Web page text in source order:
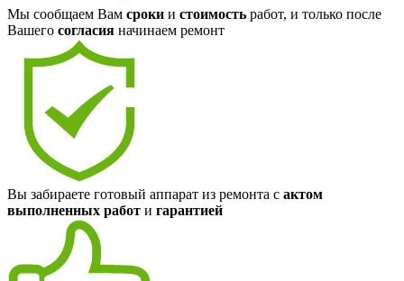
Мы сообщаем Вам сроки и стоимость работ, и только после
Вашего согласия начинаем ремонт
Вы забираете готовый аппарат из ремонта с актом
выполненных работ и гарантией